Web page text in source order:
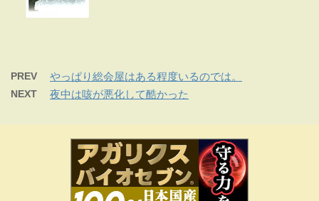
PREV やっぱり総会屋はある程度いるのでは。
NEXT 夜中は咳が悪化して酷かった